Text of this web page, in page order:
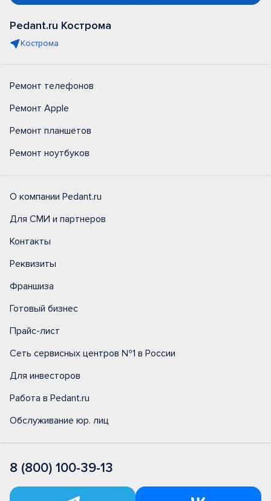
Pedant.ru Кострома
Кострома
Ремонт телефонов
Ремонт Apple
Ремонт планшетов
Ремонт ноутбуков
О компании Pedant.ru
Для СМИ и партнеров
Контакты
Реквизиты
Франшиза
Готовый бизнес
Прайс-лист
Сеть сервисных центров №1 в России
Для инвесторов
Работа в Pedant.ru
Обслуживание юр. лиц
8 (800) 100-39-13